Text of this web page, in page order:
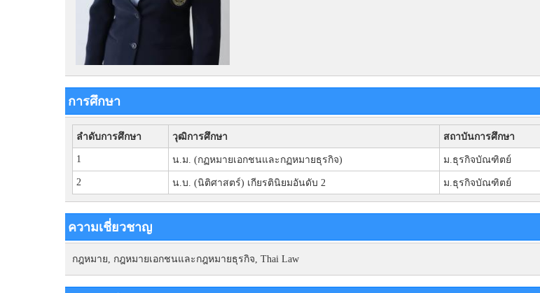
การศึกษา
ลำดับการศึกษา วุฒิการศึกษา สถาบันการศึกษา
1 น.ม. (กฏหมายเอกชนและกฏหมายธุรกิจ) ม.ธุรกิจบัณฑิตย์
2 น.บ. (นิติศาสตร์) เกียรตินิยมอันดับ 2 ม.ธุรกิจบัณฑิตย์
ความเชี่ยวชาญ
กฎหมาย, กฎหมายเอกชนและกฎหมายธุรกิจ, Thai Law